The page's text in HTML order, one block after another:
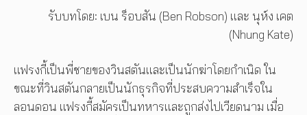
รับบทโดย: เบน ร็อบสัน (Ben Robson) และ นุห์ง เคต
(Nhung Kate)
แฟรงกี้เป็นพี่ชายของวินสตันและเป็นนักฆ่าโดยกำเนิด ใน
ขณะที่วินสตันกลายเป็นนักธุรกิจที่ประสบความสำเร็จใน
ลอนดอน แฟรงกี้สมัครเป็นทหารและถูกส่งไปเวียดนาม เมื่อ